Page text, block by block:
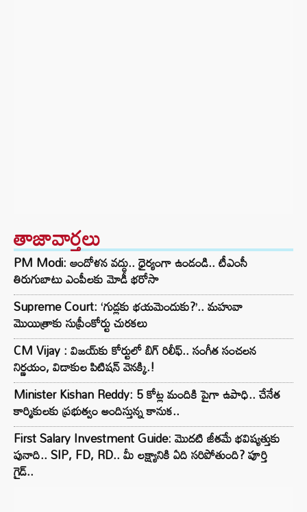
తాజావార్తలు
PM Modi: ఆందోళన వద్దు.. ధైర్యంగా ఉండండి.. టీఎంసీ
తిరుగుబాటు ఎంపీలకు మోడీ భరోసా
Supreme Court: ‘గుడ్లకు భయమెందుకు?’.. మహువా
మొయిత్రాకు సుప్రీంకోర్టు చురకలు
CM Vijay : విజయ్‌కు కోర్టులో బిగ్ రిలీఫ్.. సంగీత సంచలన
నిర్ణయం, విడాకుల పిటిషన్ వెనక్కి.!
Minister Kishan Reddy: 5 కోట్ల మందికి పైగా ఉపాధి.. చేనేత
కార్మికులకు ప్రభుత్వం అందిస్తున్న కానుక..
First Salary Investment Guide: మొదటి జీతమే భవిష్యత్తుకు
పునాది.. SIP, FD, RD.. మీ లక్ష్యానికి ఏది సరిపోతుంది? పూర్తి
గైడ్..